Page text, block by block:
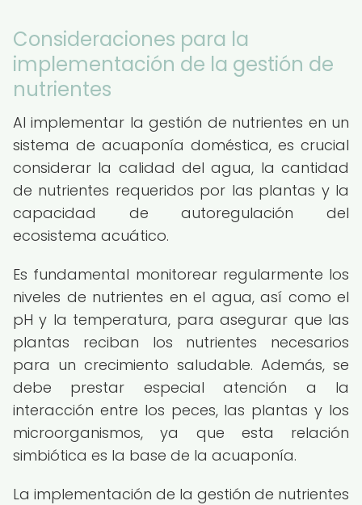
Consideraciones para la
implementación de la gestión de
nutrientes
Al implementar la gestión de nutrientes en un
sistema de acuaponía doméstica, es crucial
considerar la calidad del agua, la cantidad
de nutrientes requeridos por las plantas y la
capacidad de autoregulación del
ecosistema acuático.
Es fundamental monitorear regularmente los
niveles de nutrientes en el agua, así como el
pH y la temperatura, para asegurar que las
plantas reciban los nutrientes necesarios
para un crecimiento saludable. Además, se
debe prestar especial atención a la
interacción entre los peces, las plantas y los
microorganismos, ya que esta relación
simbiótica es la base de la acuaponía.
La implementación de la gestión de nutrientes